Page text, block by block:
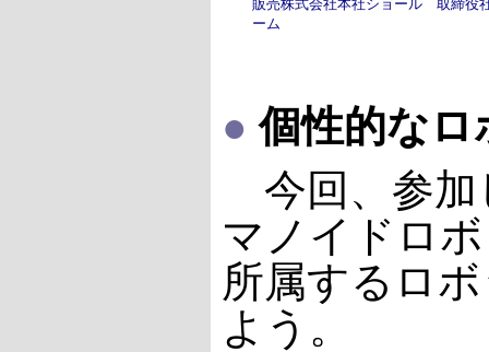
販売株式会社本社ショール
ーム
取締役
● 個性的なロ
今回、参加
マノイドロ
所属するロ
よう。